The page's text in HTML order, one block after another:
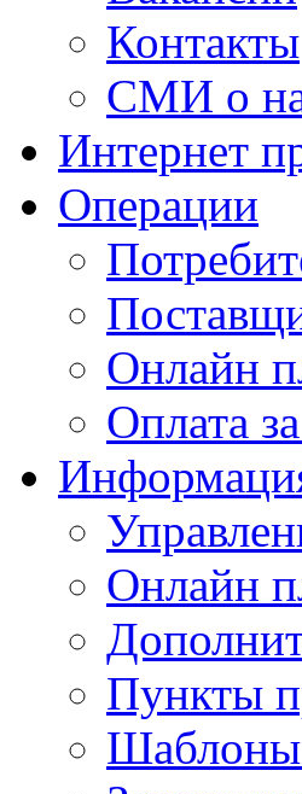
Контакты
СМИ о
Интернет
Операции
Онлайн
Оплата
Онлайн
Пункты
Шаблоны